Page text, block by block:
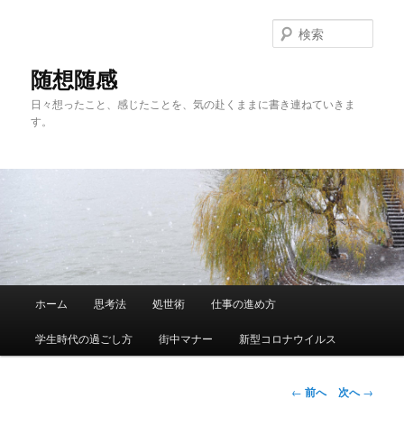
随想随感
日々想ったこと、感じたことを、気の赴くままに書き連ねていきま
す。
索
メ
ホーム 思考法 処世術 仕事の進め方
学生時代の過ごし方 街中マナー 新型コロナウイルス
投
← 前へ 次へ→